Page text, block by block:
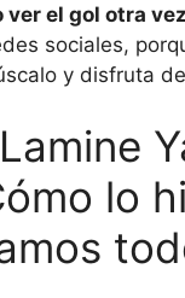
ver el gol otra
sociales,
y disfruta
lo